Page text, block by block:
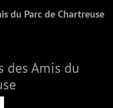
du Parc de Chartreuse
des Amis du